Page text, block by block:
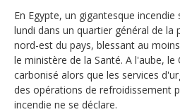
En Egypte, un gigantesque
lundi dans un quartier général de la
nord-est du pays, blessant au
le ministère de la Santé. A l'aube,
carbonisé alors que les services
des opérations de refroidissement
incendie ne se déclare.